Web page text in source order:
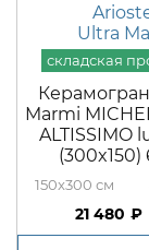
Ultra
Marmi
ALTISSIMO
(300x150)
150x300
21 480